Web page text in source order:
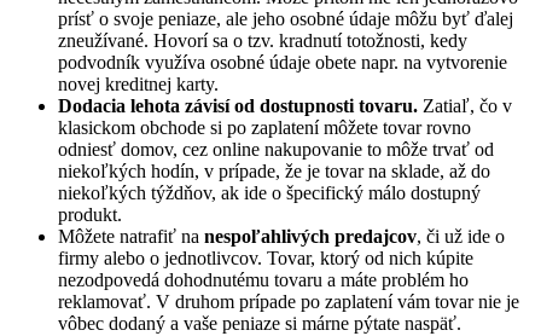
prísť o svoje peniaze, ale jeho osobné údaje môžu byť ďalej
zneužívané. Hovorí sa o tzv. kradnutí totožnosti, kedy
podvodník využíva osobné údaje obete napr. na vytvorenie
novej kreditnej karty.
Dodacia lehota závisí od dostupnosti tovaru. Zatiaľ, čo v
klasickom obchode si po zaplatení môžete tovar rovno
odniesť domov, cez online nakupovanie to môže trvať od
niekoľkých hodín, v prípade, že je tovar na sklade, až do
niekoľkých týždňov, ak ide o špecifický málo dostupný
produkt.
Môžete natrafiť na nespoľahlivých predajcov, či už ide o
firmy alebo o jednotlivcov. Tovar, ktorý od nich kúpite
nezodpovedá dohodnutému tovaru a máte problém ho
reklamovať. V druhom prípade po zaplatení vám tovar nie je
vôbec dodaný a vaše peniaze si márne pýtate naspäť.